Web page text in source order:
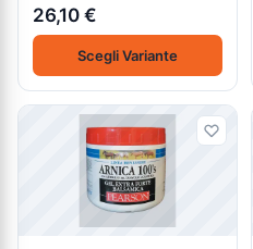
26,10 €
Scegli Variante